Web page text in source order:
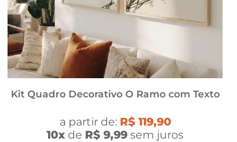
Kit Quadro Decorativo O Ramo com Texto
a partir de: R$ 119,90
10x de R$ 9,99 sem juros